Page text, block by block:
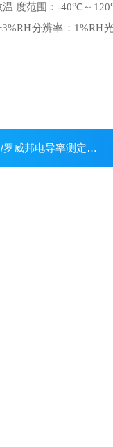
温 度范围：-40℃～
分辨率： 1%RH
率测定仪/电导率测定仪价格